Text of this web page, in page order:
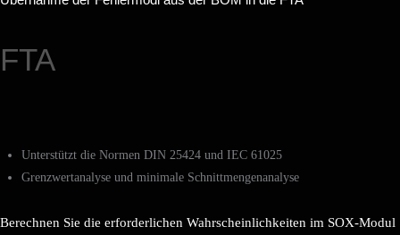
FTA
Unterstützt die Normen DIN 25424 und IEC 61025
Grenzwertanalyse und minimale Schnittmengenanalyse
Berechnen Sie die erforderlichen Wahrscheinlichkeiten im SOX-Modul